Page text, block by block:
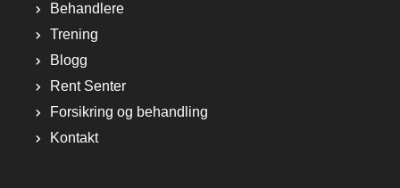
Behandlere
Trening
Blogg
Rent Senter
Forsikring og behandling
Kontakt